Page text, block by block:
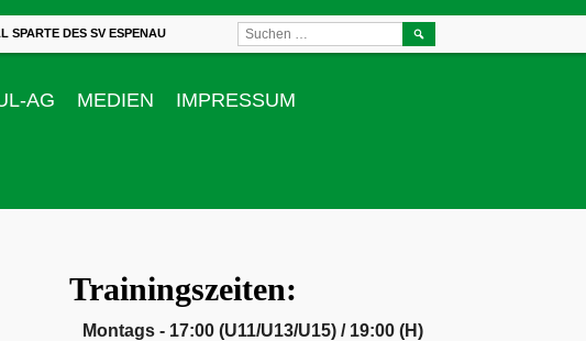
SPARTE DES SV ESPENAU
AG MEDIEN IMPRESSUM
SUCHEN
Trainingszeiten:
Montags - 17:00 (U11/U13/U15) / 19:00 (H)